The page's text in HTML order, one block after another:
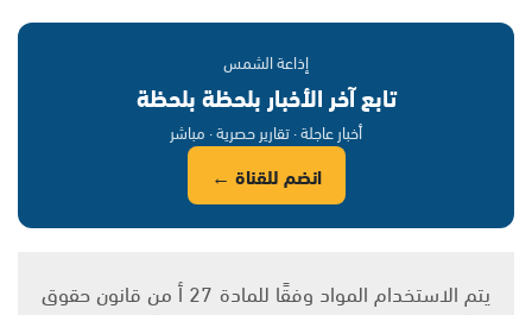
إذاعة الشمس
تابع آخر الأخبار بلحظة بلحظة
أخبار عاجلة · تقارير حصرية · مباشر
انضم للقناة ←
يتم الاستخدام المواد وفقًا للمادة 27 أ من قانون حقوق